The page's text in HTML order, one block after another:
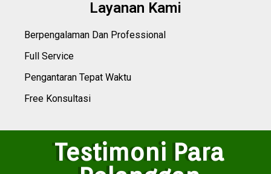
Layanan Kami
Berpengalaman Dan Professional
Full Service
Pengantaran Tepat Waktu
Free Konsultasi
Testimoni Para